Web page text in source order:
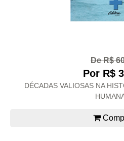
De R$
Por R$
DÉCADAS VALIOSAS NA